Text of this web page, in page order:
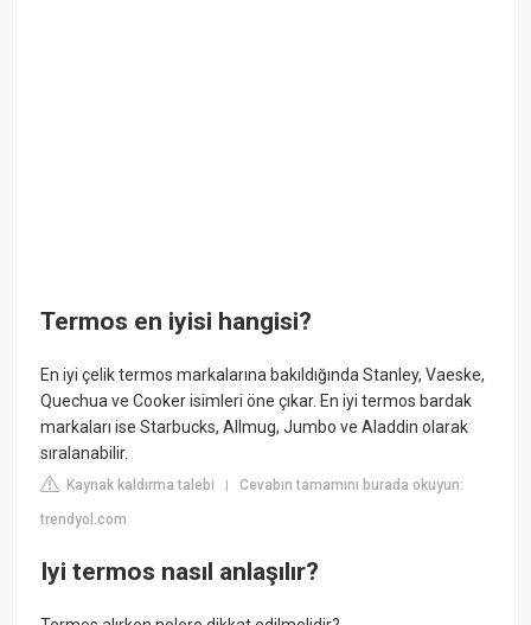
Termos en iyisi hangisi?
En iyi çelik termos markalarına bakıldığında Stanley, Vaeske,
Quechua ve Cooker isimleri öne çıkar. En iyi termos bardak
markaları ise Starbucks, Allmug, Jumbo ve Aladdin olarak
sıralanabilir.
Kaynak kaldırma talebi |Cevabın tamamını burada okuyun:
trendyol.com
Iyi termos nasıl anlaşılır?